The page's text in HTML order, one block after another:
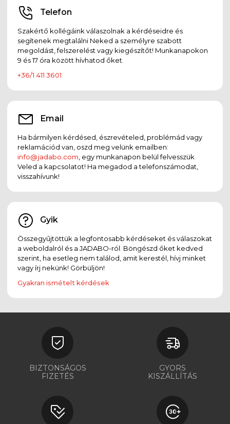
Telefon
Szakértő kollégáink válaszolnak a kérdéseidre és
segítenek megtalálni Neked a személyre szabott
megoldást, felszerelést vagy kiegészítőt! Munkanapokon
9 és 17 óra között hívhatod őket.
+36/1 411 3601
Email
Ha bármilyen kérdésed, észrevételed, problémád vagy
reklamációd van, oszd meg velünk emailben:
info@jadabo.com , egy munkanapon belül felvesszük
Veled a kapcsolatot! Ha megadod a telefonszámodat,
visszahívunk!
Gyik
Összegyűjtöttük a legfontosabb kérdéseket és válaszokat
a weboldalról és a JADABO-ról. Böngészd őket kedved
szerint, ha esetleg nem találod, amit kerestél, hívj minket
vagy írj nekünk! Görbüljön!
Gyakran ismételt kérdések
BIZTONSÁGOS
FIZETÉS
GYORS
KISZÁLLÍTÁS